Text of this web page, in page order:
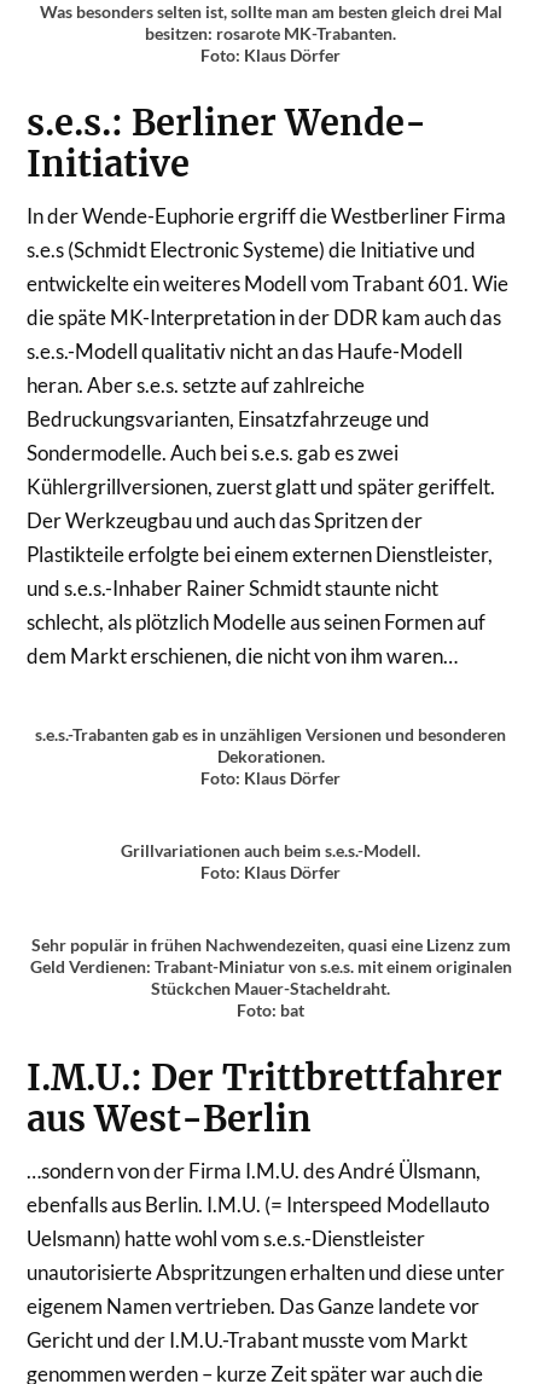
Was besonders selten ist, sollte man am besten gleich drei Mal
besitzen: rosarote MK-Trabanten.
Foto: Klaus Dörfer
s.e.s.: Berliner Wende-
Initiative
In der Wende-Euphorie ergriff die Westberliner Firma
s.e.s (Schmidt Electronic Systeme) die Initiative und
entwickelte ein weiteres Modell vom Trabant 601. Wie
die späte MK-Interpretation in der DDR kam auch das
s.e.s.-Modell qualitativ nicht an das Haufe-Modell
heran. Aber s.e.s. setzte auf zahlreiche
Bedruckungsvarianten, Einsatzfahrzeuge und
Sondermodelle. Auch bei s.e.s. gab es zwei
Kühlergrillversionen, zuerst glatt und später geriffelt.
Der Werkzeugbau und auch das Spritzen der
Plastikteile erfolgte bei einem externen Dienstleister,
und s.e.s.-Inhaber Rainer Schmidt staunte nicht
schlecht, als plötzlich Modelle aus seinen Formen auf
dem Markt erschienen, die nicht von ihm waren…
s.e.s.-Trabanten gab es in unzähligen Versionen und besonderen
Dekorationen.
Foto: Klaus Dörfer
Grillvariationen auch beim s.e.s.-Modell.
Foto: Klaus Dörfer
Sehr populär in frühen Nachwendezeiten, quasi eine Lizenz zum
Geld Verdienen: Trabant-Miniatur von s.e.s. mit einem originalen
Stückchen Mauer-Stacheldraht.
Foto: bat
I.M.U.: Der Trittbrettfahrer
aus West-Berlin
…sondern von der Firma I.M.U. des André Ülsmann,
ebenfalls aus Berlin. I.M.U. (= Interspeed Modellauto
Uelsmann) hatte wohl vom s.e.s.-Dienstleister
unautorisierte Abspritzungen erhalten und diese unter
eigenem Namen vertrieben. Das Ganze landete vor
Gericht und der I.M.U.-Trabant musste vom Markt
genommen werden – kurze Zeit später war auch die